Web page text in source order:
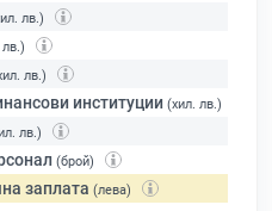
лв.)
лв.)
институции (хил. лв.)
лв.)
(брой)
заплата (лева)